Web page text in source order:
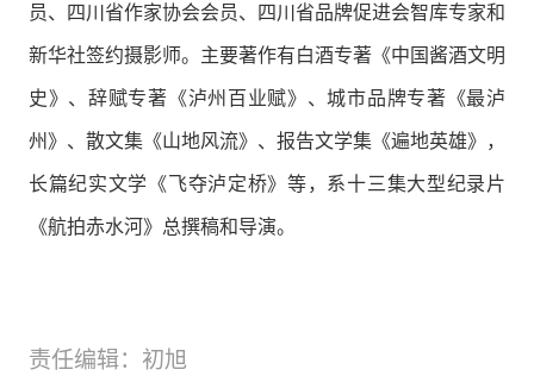
员、四川省作家协会会员、四川省品牌促进会智库专家和
新华社签约摄影师。主要著作有白酒专著《中国酱酒文明
史》、辞赋专著《泸州百业赋》、城市品牌专著《最泸
州》、散文集《山地风流》、报告文学集《遍地英雄》，
长篇纪实文学《飞夺泸定桥》等，系十三集大型纪录片
《航拍赤水河》总撰稿和导演。
责任编辑：初旭